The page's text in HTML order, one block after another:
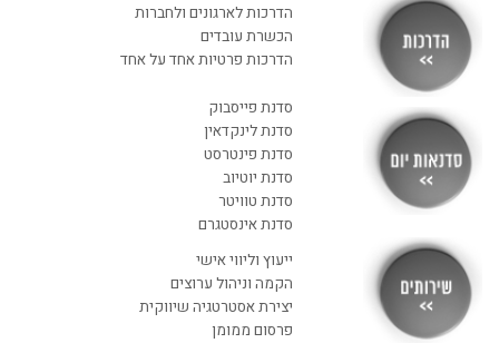
הדרכות לארגונים ולחברות
הכשרת עובדים
הדרכות פרטיות אחד על אחד
סדנת פייסבוק
סדנת לינקדאין
סדנת פינטרסט
סדנת יוטיוב
סדנת טוויטר
סדנת אינסטגרם
ייעוץ וליווי אישי
הקמה וניהול ערוצים
יצירת אסטרטגיה שיווקית
פרסום ממומן